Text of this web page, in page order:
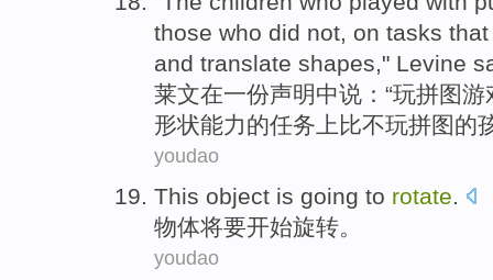
those who did not on tasks
and translate shapes ," Levine
莱文在一份声明中说：“玩拼图游
形状能力的任务 上比不玩拼图的
youdao
This object is going to rotate.
物体将要开始旋转。
youdao